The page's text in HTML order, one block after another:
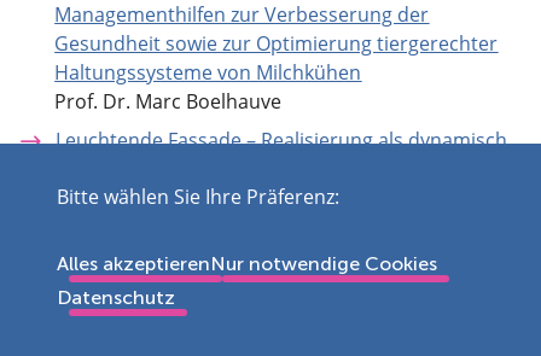
Managementhilfen zur Verbesserung der
Gesundheit sowie zur Optimierung tiergerechter
Haltungssysteme von Milchkühen
Prof. Dr. Marc Boelhauve
Leuchtende Fassade – Realisierung als dynamisch
Gebäudefassadenmodulsystem (LeuFas)
Fostering sustainable legume-based farming
systems and agri-feed and food chains in the EU
(LegValue)
Bitte wählen Sie Ihre Präferenz:
Alles akzeptierenNur notwendige Cookies
Datenschutz